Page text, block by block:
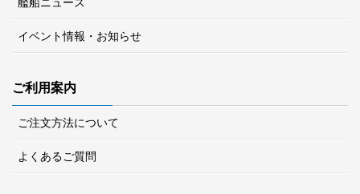
イベント情報・お知らせ
ご利用案内
ご注文方法について
よくあるご質問